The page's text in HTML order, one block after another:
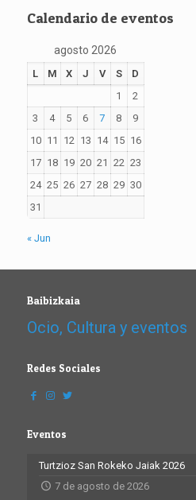
Calendario de eventos
agosto 2026
L M X J V S
D
1
2
3
4 5 6 7 8
9
10 11 12 13 14 15 16
17 18 19 20 21 22 23
24 25 26 27 28 29 30
31
« Jun
Baibizkaia
Ocio, Cultura y eventos
Redes Sociales
Eventos
Turtzioz San Rokeko Jaiak 2026
7 de agosto de 2026